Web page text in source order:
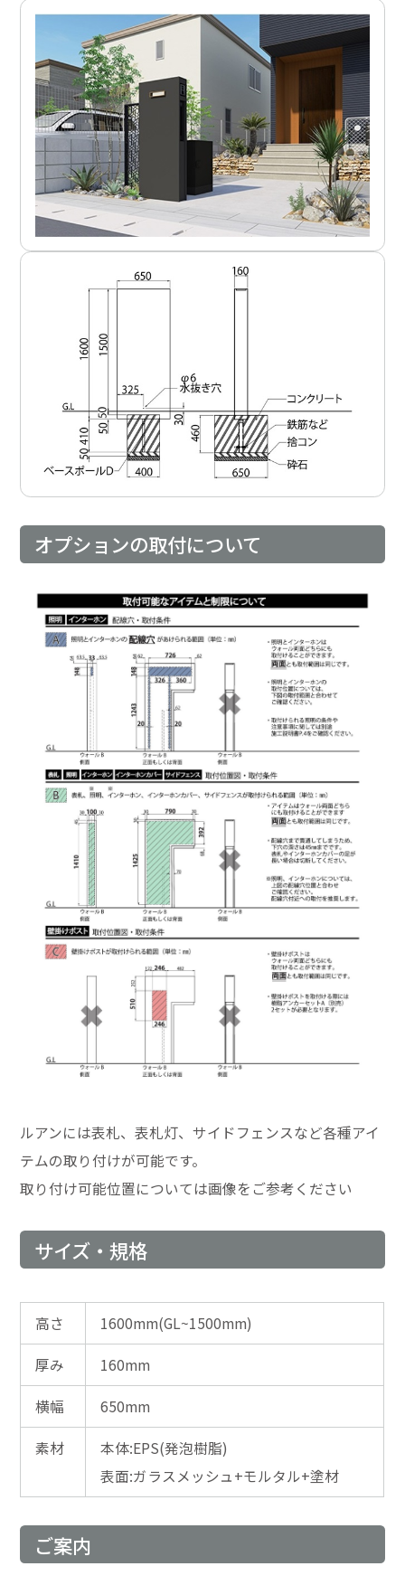
オプションの取付について
ルアンには表札、表札灯、サイドフェンスなど各種アイ
テムの取り付けが可能です。
取り付け可能位置については画像をご参考ください
サイズ・規格
高さ
1600mm(GL~1500mm)
厚み
160mm
横幅
650mm
素材
本体:EPS(発泡樹脂)
表面:ガラスメッシュ+モルタル+塗材
ご案内